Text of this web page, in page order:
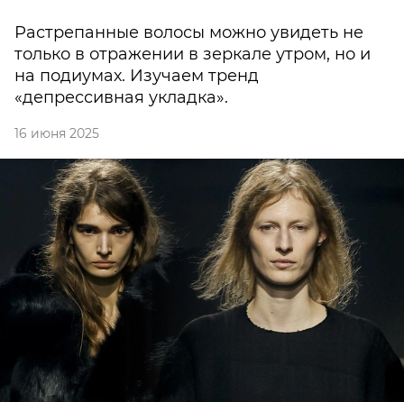
Растрепанные волосы можно увидеть не
только в отражении в зеркале утром, но и
на подиумах. Изучаем тренд
«депрессивная укладка».
16 июня 2025